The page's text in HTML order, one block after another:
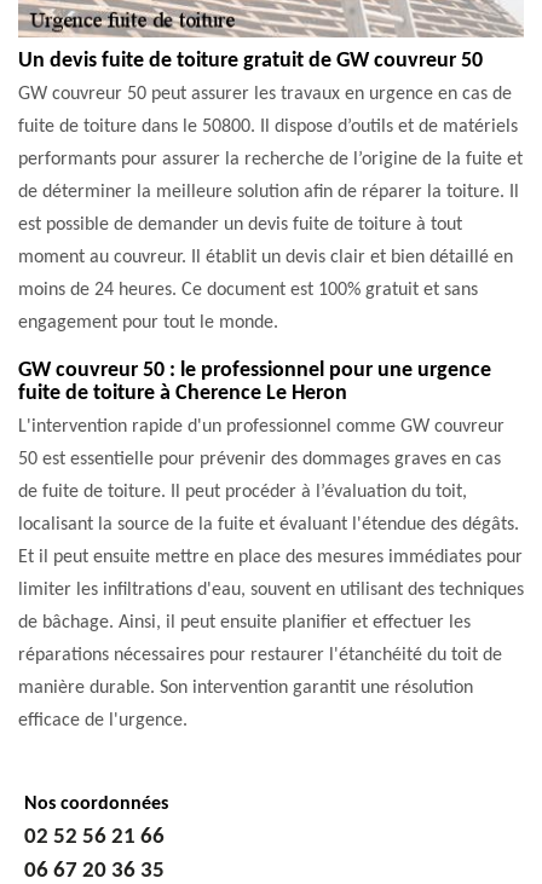
Un devis fuite de toiture gratuit de GW couvreur 50
GW couvreur 50 peut assurer les travaux en urgence en cas de
fuite de toiture dans le 50800. Il dispose d’outils et de matériels
performants pour assurer la recherche de l’origine de la fuite et
de déterminer la meilleure solution afin de réparer la toiture. Il
est possible de demander un devis fuite de toiture à tout
moment au couvreur. Il établit un devis clair et bien détaillé en
moins de 24 heures. Ce document est 100% gratuit et sans
engagement pour tout le monde.
GW couvreur 50 : le professionnel pour une urgence
fuite de toiture à Cherence Le Heron
L'intervention rapide d'un professionnel comme GW couvreur
50 est essentielle pour prévenir des dommages graves en cas
de fuite de toiture. Il peut procéder à l’évaluation du toit,
localisant la source de la fuite et évaluant l'étendue des dégâts.
Et il peut ensuite mettre en place des mesures immédiates pour
limiter les infiltrations d'eau, souvent en utilisant des techniques
de bâchage. Ainsi, il peut ensuite planifier et effectuer les
réparations nécessaires pour restaurer l'étanchéité du toit de
manière durable. Son intervention garantit une résolution
efficace de l'urgence.
Nos coordonnées
02 52 56 21 66
06 67 20 36 35